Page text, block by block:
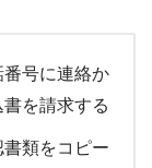
号に連絡か
を請求する
類をコピー